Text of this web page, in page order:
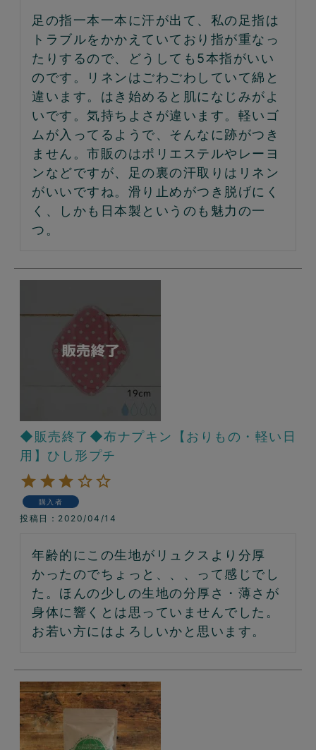
足の指一本一本に汗が出て、私の足指は
トラブルをかかえていており指が重なっ
たりするので、どうしても5本指がいい
のです。リネンはごわごわしていて綿と
違います。はき始めると肌になじみがよ
いです。気持ちよさが違います。軽いゴ
ムが入ってるようで、そんなに跡がつき
ません。市販のはポリエステルやレーヨ
ンなどですが、足の裏の汗取りはリネン
がいいですね。滑り止めがつき脱げにく
く、しかも日本製というのも魅力の一
つ。
◆販売終了◆布ナプキン【おりもの・軽い日
用】ひし形プチ
購入者
投稿日 2020/04/14
年齢的にこの生地がリュクスより分厚
かったのでちょっと、、、って感じでし
た。ほんの少しの生地の分厚さ・薄さが
身体に響くとは思っていませんでした。
お若い方にはよろしいかと思います。